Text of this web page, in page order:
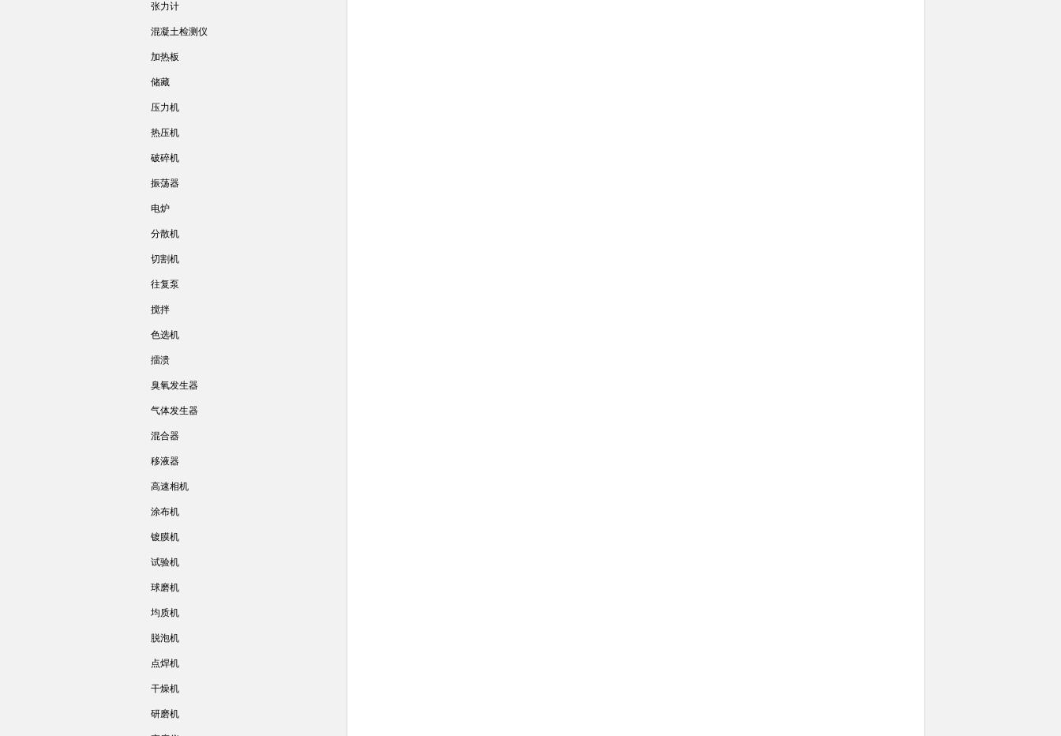
张力计
混凝土检测仪
加热板
储藏
压力机
热压机
破碎机
振荡器
电炉
分散机
切割机
往复泵
搅拌
色选机
擂溃
臭氧发生器
气体发生器
混合器
移液器
高速相机
涂布机
镀膜机
试验机
球磨机
均质机
脱泡机
点焊机
干燥机
研磨机